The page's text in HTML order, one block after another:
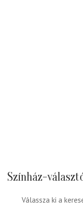
Színház-
Válassza ki a